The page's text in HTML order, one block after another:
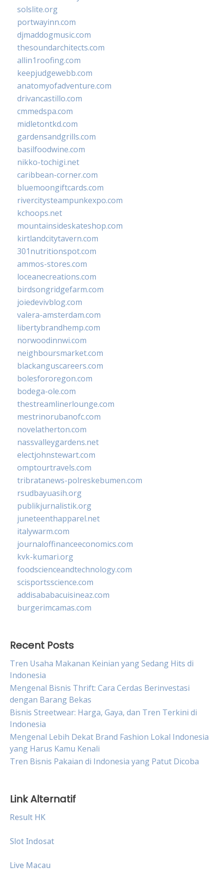
solslite.org
portwayinn.com
djmaddogmusic.com
thesoundarchitects.com
allin1roofing.com
keepjudgewebb.com
anatomyofadventure.com
drivancastillo.com
cmmedspa.com
midletontkd.com
gardensandgrills.com
basilfoodwine.com
nikko-tochigi.net
caribbean-corner.com
bluemoongiftcards.com
rivercitysteampunkexpo.com
kchoops.net
mountainsideskateshop.com
kirtlandcitytavern.com
301nutritionspot.com
ammos-stores.com
loceanecreations.com
birdsongridgefarm.com
joiedevivblog.com
valera-amsterdam.com
libertybrandhemp.com
norwoodinnwi.com
neighboursmarket.com
blackanguscareers.com
bolesfororegon.com
bodega-ole.com
thestreamlinerlounge.com
mestrinorubanofc.com
novelatherton.com
nassvalleygardens.net
electjohnstewart.com
omptourtravels.com
tribratanews-polreskebumen.com
rsudbayuasih.org
publikjurnalistik.org
juneteenthapparel.net
italywarm.com
journaloffinanceeconomics.com
kvk-kumari.org
foodscienceandtechnology.com
scisportsscience.com
addisababacuisineaz.com
burgerimcamas.com
Recent Posts
Tren Usaha Makanan Keinian yang Sedang Hits di
Indonesia
Mengenal Bisnis Thrift: Cara Cerdas Berinvestasi
dengan Barang Bekas
Bisnis Streetwear: Harga, Gaya, dan Tren Terkini di
Indonesia
Mengenal Lebih Dekat Brand Fashion Lokal Indonesia
yang Harus Kamu Kenali
Tren Bisnis Pakaian di Indonesia yang Patut Dicoba
Link Alternatif
Result HK
Slot Indosat
Live Macau